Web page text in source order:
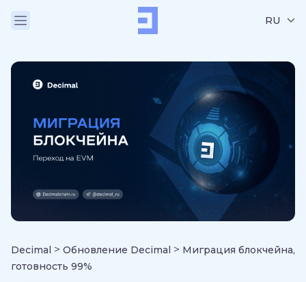
RU
Decimal > Обновление Decimal > Миграция блокчейна,
готовность 99%